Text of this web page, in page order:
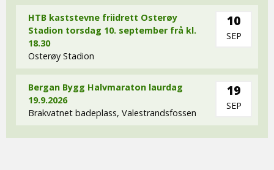
HTB kaststevne friidrett Osterøy
Stadion torsdag 10. september frå kl.
18.30
Osterøy Stadion
10
SEP
Bergan Bygg Halvmaraton laurdag
19.9.2026
Brakvatnet badeplass, Valestrandsfossen
19
SEP